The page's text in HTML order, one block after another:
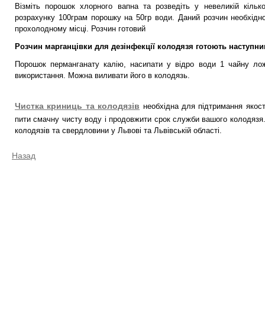
Візміть порошок хлорного вапна та розведіть у невеликій
розрахунку 100грам порошку на 50гр води. Даний розчин
прохолодному місці. Розчин готовий
Розчин марганцівки для дезінфекції колодязя готоють
Порошок перманганату калію, насипати у відро води 1 чайну
використання. Можна виливати його в колодязь.
Чистка криниць та колодязів необхідна для підтримання
пити смачну чисту воду і продовжити срок служби вашого
колодязів та свердловини у Львові та Львівській області.
Назад